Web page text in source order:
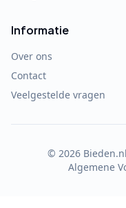
Informatie
Over ons
Contact
Veelgestelde vragen
© 2026
Algemene